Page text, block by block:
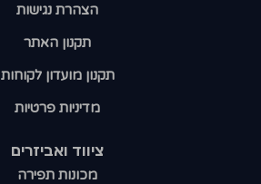
ציווד ואביזרים
מכונות תפירה
הצהרת נגישות
תקנון האתר
תקנון מועדון לקוחות
מדיניות פרטיות